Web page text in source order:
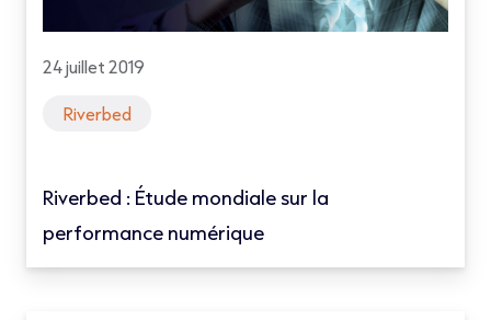
24 juillet 2019
Riverbed
Riverbed : Étude mondiale sur la
performance numérique